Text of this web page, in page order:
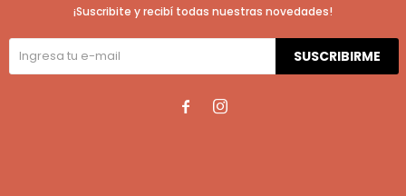
¡Suscribite y recibí todas nuestras novedades!
SUSCRIBIRME
 